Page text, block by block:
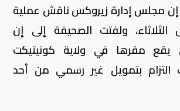
مجلس إدارة زيروكس ناقش عملية
الثلاثاء، ولفتت الصحيفة إلى إن
يقع مقرها في ولاية كونيتيكت
التزام بتمويل غير رسمي من أحد